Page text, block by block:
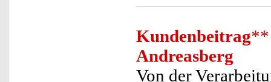
Kundenbeitrag**
Andreasberg
Von der